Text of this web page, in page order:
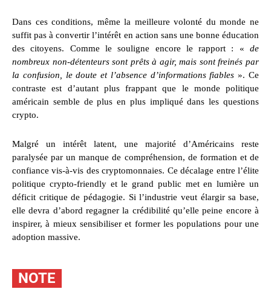
Dans ces conditions, même la meilleure volonté du monde ne
suffit pas à convertir l’intérêt en action sans une bonne éducation
des citoyens. Comme le souligne encore le rapport : « de
nombreux non-détenteurs sont prêts à agir, mais sont freinés par
la confusion, le doute et l’absence d’informations fiables ». Ce
contraste est d’autant plus frappant que le monde politique
américain semble de plus en plus impliqué dans les questions
crypto.
Malgré un intérêt latent, une majorité d’Américains reste
paralysée par un manque de compréhension, de formation et de
confiance vis-à-vis des cryptomonnaies. Ce décalage entre l’élite
politique crypto-friendly et le grand public met en lumière un
déficit critique de pédagogie. Si l’industrie veut élargir sa base,
elle devra d’abord regagner la crédibilité qu’elle peine encore à
inspirer, à mieux sensibiliser et former les populations pour une
adoption massive.
NOTE